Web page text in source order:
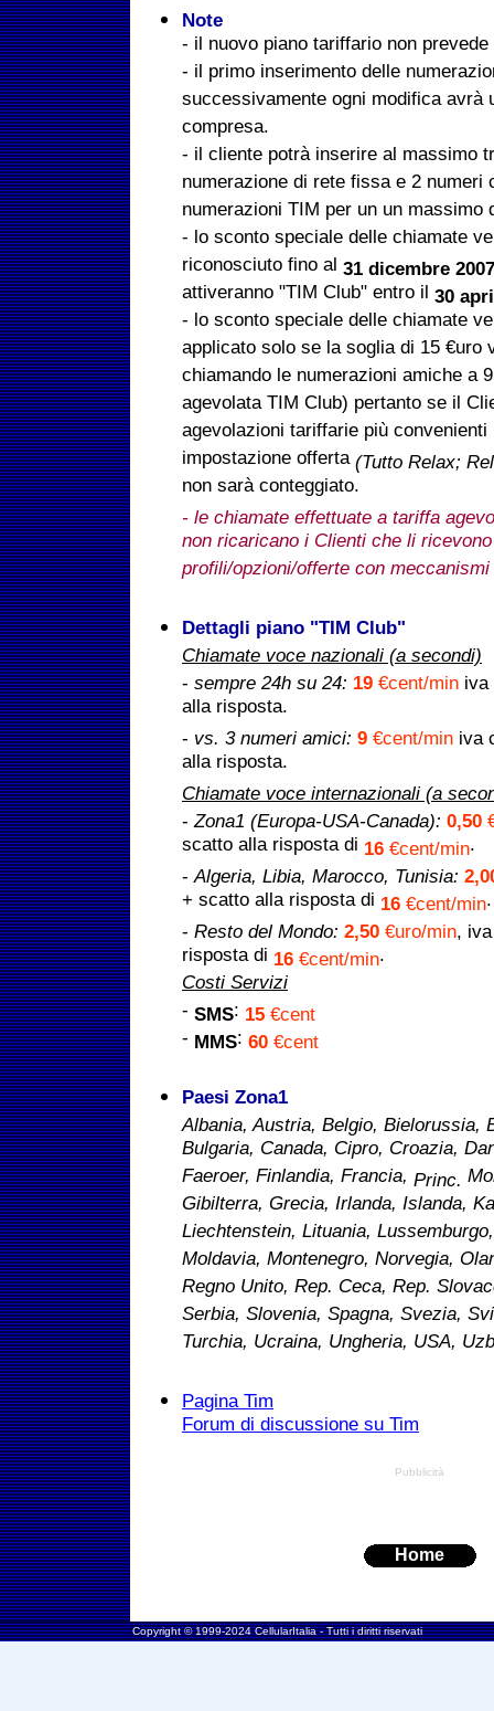
Note
- il nuovo piano tariffario non
- il primo inserimento delle
successivamente ogni modifica avrà
compresa.
- il cliente potrà inserire al massimo
numerazione di rete fissa e 2 numeri
numerazioni TIM per un un massimo
- lo sconto speciale delle chiamate
riconosciuto fino al 31 dicembre 2007
attiveranno "TIM Club" entro il 30
- lo sconto speciale delle chiamate
applicato solo se la soglia di 15 €uro
chiamando le numerazioni amiche a
agevolata TIM Club) pertanto se il
agevolazioni tariffarie più
impostazione offerta (Tutto Relax;
non sarà conteggiato.
- le chiamate effettuate a tariffa
non ricaricano i Clienti che li
profili/opzioni/offerte con
Dettagli piano "TIM Club"
Chiamate voce nazionali (a secondi)
- sempre 24h su 24: 19 €cent/min iva
alla risposta.
- vs. 3 numeri amici: 9 €cent/min iva
alla risposta.
Chiamate voce internazionali (a
-Zona1 (Europa-USA-Canada): 0,50
scatto alla risposta di 16 €cent/min.
-Algeria, Libia, Marocco, Tunisia:
+ scatto alla risposta di 16 €cent/min.
- Resto del Mondo: 2,50 €uro/min,
risposta di 16 €cent/min.
Costi Servizi
- SMS: 15 €cent
- MMS: 60 €cent
Paesi Zona1
Albania, Austria, Belgio, Bielorussia,
Bulgaria, Canada, Cipro, Croazia,
Faeroer, Finlandia, Francia, Princ.
Gibilterra, Grecia, Irlanda, Islanda,
Liechtenstein, Lituania,
Moldavia, Montenegro, Norvegia,
Regno Unito, Rep. Ceca, Rep.
Serbia, Slovenia, Spagna, Svezia,
Turchia, Ucraina, Ungheria, USA,
Pagina Tim
Forum di discussione su Tim
Pubblicità
Home
Copyright © 1999-2024 CellularItalia - Tutti i diritti riservati